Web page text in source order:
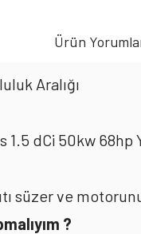
Ürün
Aralığı
1.5 dCi 50kw 68hp
süzer ve
?